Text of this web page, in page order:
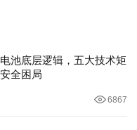
池底层逻辑，五大技术矩
全困局
6867